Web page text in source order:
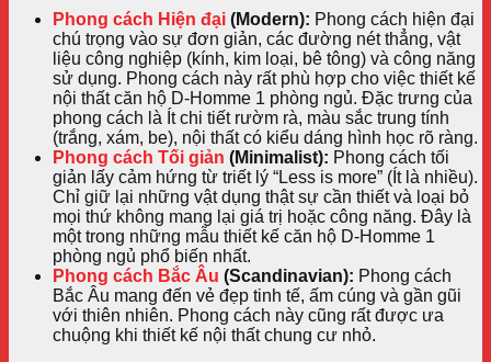
Phong cách Hiện đại (Modern): Phong cách hiện đại
chú trọng vào sự đơn giản, các đường nét thẳng, vật
liệu công nghiệp (kính, kim loại, bê tông) và công năng
sử dụng. Phong cách này rất phù hợp cho việc thiết kế
nội thất căn hộ D-Homme 1 phòng ngủ. Đặc trưng của
phong cách là Ít chi tiết rườm rà, màu sắc trung tính
(trắng, xám, be), nội thất có kiểu dáng hình học rõ ràng.
Phong cách Tối giản (Minimalist): Phong cách tối
giản lấy cảm hứng từ triết lý “Less is more” (Ít là nhiều).
Chỉ giữ lại những vật dụng thật sự cần thiết và loại bỏ
mọi thứ không mang lại giá trị hoặc công năng. Đây là
một trong những mẫu thiết kế căn hộ D-Homme 1
phòng ngủ phổ biến nhất.
Phong cách Bắc Âu (Scandinavian): Phong cách
Bắc Âu mang đến vẻ đẹp tinh tế, ấm cúng và gần gũi
với thiên nhiên. Phong cách này cũng rất được ưa
chuộng khi thiết kế nội thất chung cư nhỏ.